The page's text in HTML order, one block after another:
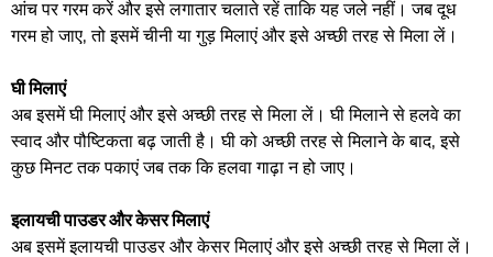
आंच पर गरम करें और इसे लगातार चलाते रहें ताकि यह जले नहीं। जब दूध
गरम हो जाए, तो इसमें चीनी या गुड़ मिलाएं और इसे अच्छी तरह से मिला लें।
घी मिलाएं
अब इसमें घी मिलाएं और इसे अच्छी तरह से मिला लें। घी मिलाने से हलवे का
स्वाद और पौष्टिकता बढ़ जाती है। घी को अच्छी तरह से मिलाने के बाद, इसे
कुछ मिनट तक पकाएं जब तक कि हलवा गाढ़ा न हो जाए।
इलायची पाउडर और केसर मिलाएं
अब इसमें इलायची पाउडर और केसर मिलाएं और इसे अच्छी तरह से मिला लें।